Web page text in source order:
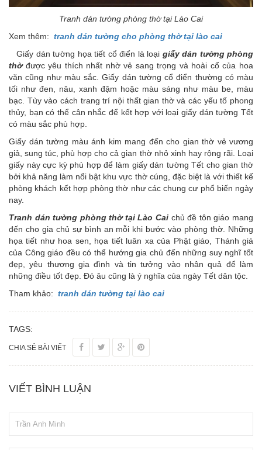
Tranh dán tường phòng thờ tại Lào Cai
Xem thêm: tranh dán tường cho phòng thờ tại lào cai
Giấy dán tường họa tiết cổ điển là loại giấy dán tường phòng
thờđược yêu thích nhất nhờ vẻ sang trọng và hoài cổ của hoa
văn cũng như màu sắc. Giấy dán tường cổ điển thường có màu
tối như đen, nâu, xanh đậm hoặc màu sáng như màu be, màu
bạc. Tùy vào cách trang trí nội thất gian thờ và các yếu tố phong
thủy, bạn có thể cân nhắc để kết hợp với loại giấy dán tường Tết
có màu sắc phù hợp.
Giấy dán tường màu ánh kim mang đến cho gian thờ vẻ vương
giả, sung túc, phù hợp cho cả gian thờ nhỏ xinh hay rộng rãi. Loại
giấy này cực kỳ phù hợp để làm giấy dán tường Tết cho gian thờ
bởi khả năng làm nổi bật khu vực thờ cúng, đặc biệt là với thiết kế
phòng khách kết hợp phòng thờ như các chung cư phổ biến ngày
nay.
Tranh dán tường phòng thờ tại Lào Cai chủ đề tôn giáo mang
đến cho gia chủ sự bình an mỗi khi bước vào phòng thờ. Những
họa tiết như hoa sen, họa tiết luân xa của Phật giáo, Thánh giá
của Công giáo đều có thể hướng gia chủ đến những suy nghĩ tốt
đẹp, yêu thương gia đình và tin tưởng vào nhân quả để làm
những điều tốt đẹp. Đó âu cũng là ý nghĩa của ngày Tết dân tộc.
Tham khảo: tranh dán tường tại lào cai
TAGS:
CHIA SẺ BÀI VIẾT
VIẾT BÌNH LUẬN